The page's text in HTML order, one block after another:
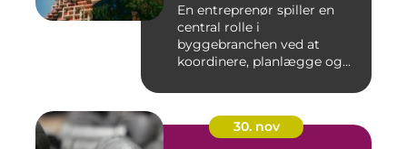
En entreprenør spiller en
central rolle i
byggebranchen ved at
koordinere, planlægge og...
30. nov